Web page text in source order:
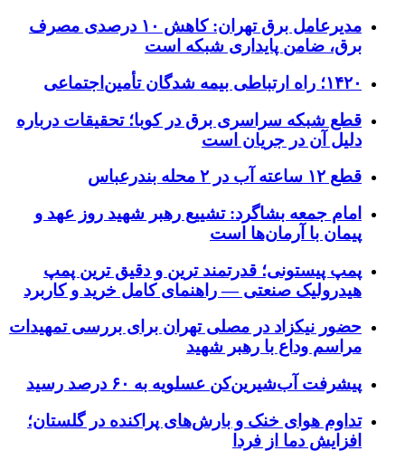
مدیرعامل برق تهران: کاهش ۱۰ درصدی مصرف
برق، ضامن پایداری شبکه است
۱۴۲۰؛ راه ارتباطی بیمه شدگان تأمین‌اجتماعی
قطع شبکه سراسری برق در کوبا؛ تحقیقات درباره
دلیل آن در جریان است
قطع ۱۲ ساعته آب در ۲ محله بندرعباس
امام جمعه بشاگرد: تشییع رهبر شهید روز عهد و
پیمان با آرمان‌ها است
پمپ پیستونی؛ قدرتمند ترین و دقیق‌ ترین پمپ
هیدرولیک صنعتی — راهنمای کامل خرید و کاربرد
حضور نیکزاد در مصلی تهران برای بررسی تمهیدات
مراسم وداع با رهبر شهید
پیشرفت آب‌شیرین‌کن عسلویه به ۶۰ درصد رسید
تداوم هوای خنک و بارش‌های پراکنده در گلستان؛
افزایش دما از فردا